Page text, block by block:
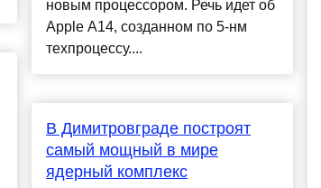
новым процессором. Речь идет об
Apple A14, созданном по 5-нм
техпроцессу....
В Димитровграде построят
самый мощный в мире
ядерный комплекс